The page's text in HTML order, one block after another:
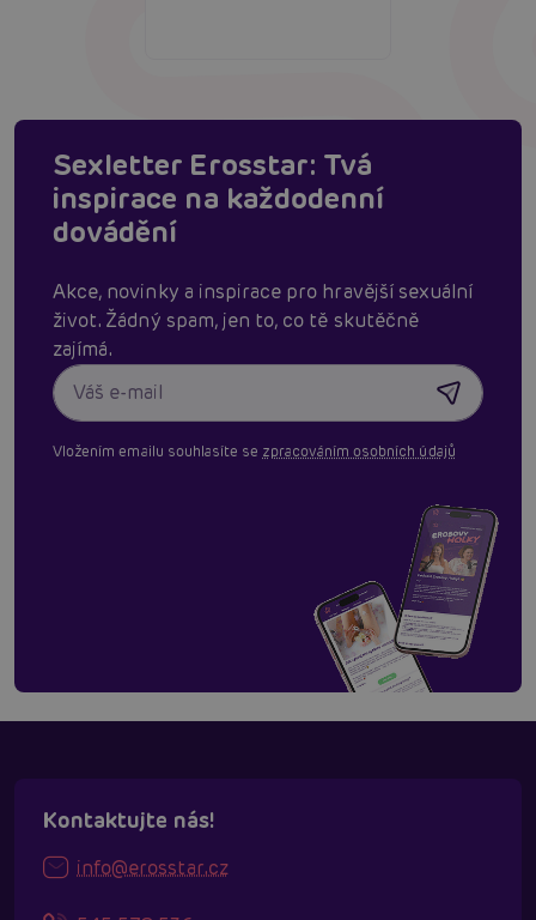
Sexletter Erosstar: Tvá
inspirace na každodenní
dovádění
Akce, novinky a inspirace pro hravější sexuální
život. Žádný spam, jen to, co tě skutěčně
zajímá.
Vložením emailu souhlasíte se zpracováním osobních údajů
Kontaktujte nás!
info@erosstar.cz